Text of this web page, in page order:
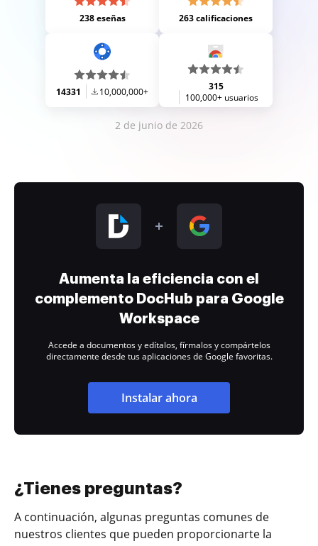
238 eseñas 263 calificaciones
14331 10,000,000+
315
100,000+ usuarios
2 de junio de 2026
Aumenta la eficiencia con el
complemento DocHub para Google
Workspace
Accede a documentos y edítalos, fírmalos y compártelos
directamente desde tus aplicaciones de Google favoritas.
Instalar ahora
¿Tienes preguntas?
A continuación, algunas preguntas comunes de
nuestros clientes que pueden proporcionarte la